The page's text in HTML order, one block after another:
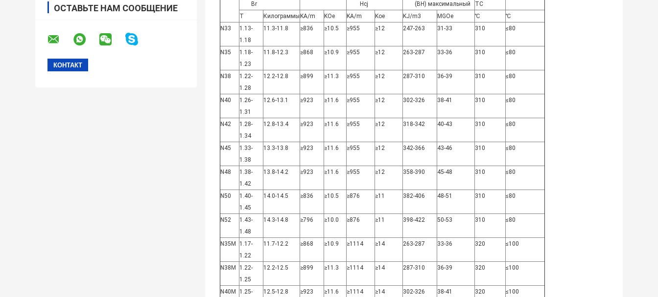
ОСТАВЬТЕ НАМ СООБЩЕНИЕ Br Hcj (BH) максимальный
TC
T
Килограммы KA/m KOe KA/m Koe KJ/m3 MGOe ℃
℃
N33
1.13-
1.18
11.3-11.8 ≥836 ≥10.5 ≥955 ≥12 247-263 31-33 310 ≤80
N35
1.18-
1.23
11.8-12.3 ≥868 ≥10.9 ≥955 ≥12 263-287 33-36 310 ≤80
N38
1.22-
1.28
12.2-12.8 ≥899 ≥11.3 ≥955 ≥12 287-310 36-39 310 ≤80
N40
1.26-
1.31
12.6-13.1 ≥923 ≥11.6 ≥955 ≥12 302-326 38-41 310 ≤80
N42
1.28-
1.34
12.8-13.4 ≥923 ≥11.6 ≥955 ≥12 318-342 40-43 310 ≤80
N45
1.33-
1.38
13.3-13.8 ≥923 ≥11.6 ≥955 ≥12 342-366 43-46 310 ≤80
N48
1.38-
1.42
13.8-14.2 ≥923 ≥11.6 ≥955 ≥12 358-390 45-48 310 ≤80
N50
1.40-
1.45
14.0-14.5 ≥836 ≥10.5 ≥876 ≥11 382-406 48-51 310 ≤80
N52
1.43-
1.48
14.3-14.8 ≥796 ≥10.0 ≥876 ≥11 398-422 50-53 310 ≤80
N35M
1.17-
1.22
11.7-12.2 ≥868 ≥10.9 ≥1114 ≥14 263-287 33-36 320 ≤100
N38M
1.22-
1.25
12.2-12.5 ≥899 ≥11.3 ≥1114 ≥14 287-310 36-39 320 ≤100
N40M 1.25- 12.5-12.8 ≥923 ≥11.6 ≥1114 ≥14 302-326 38-41 320 ≤100